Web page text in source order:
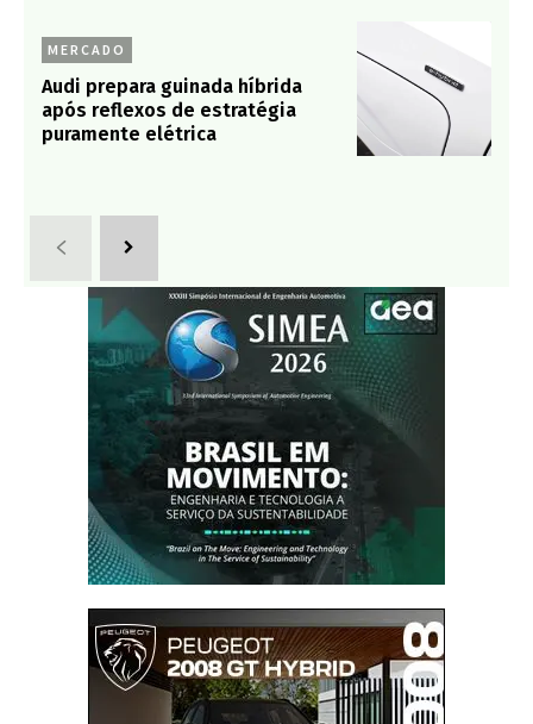
MERCADO
Audi prepara guinada híbrida
após reflexos de estratégia
puramente elétrica